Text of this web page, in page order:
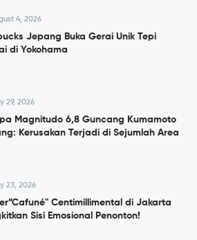
4, 2026
Jepang Buka Gerai Unik Tepi
di Yokohama
29, 2026
Magnitudo 6,8 Guncang Kumamoto
Kerusakan Terjadi di Sejumlah Area
23, 2026
Centimillimental di Jakarta
Sisi Emosional Penonton!